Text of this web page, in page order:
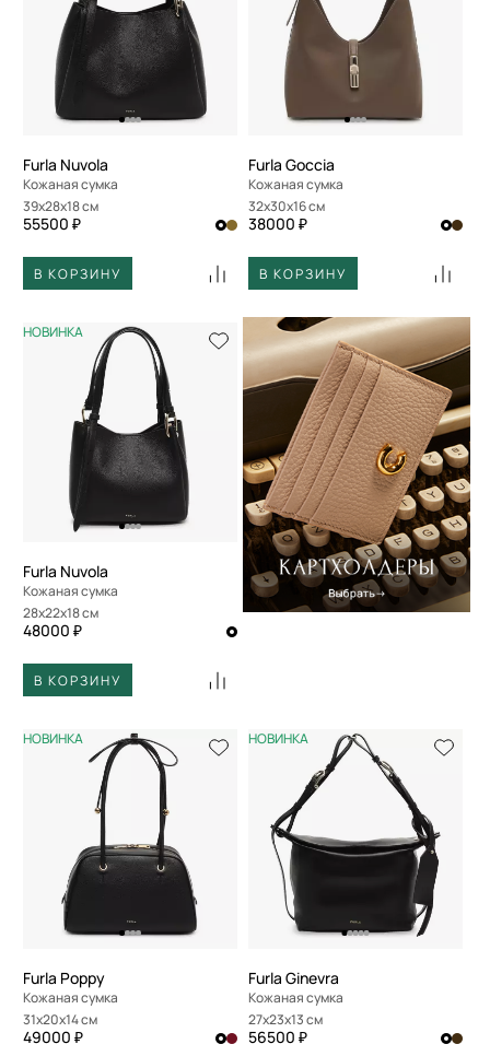
Furla Nuvola
Кожаная сумка
39x28x18 см
55500 ₽
В КОРЗИНУ
Furla Goccia
Кожаная сумка
32x30x16 см
38000 ₽
В КОРЗИНУ
НОВИНКА
Furla Nuvola
Кожаная сумка
28x22x18 см
48000 ₽
В КОРЗИНУ
НОВИНКА
Furla Poppy
Кожаная сумка
31x20x14 см
49000 ₽
НОВИНКА
Furla Ginevra
Кожаная сумка
27x23x13 см
56500 ₽